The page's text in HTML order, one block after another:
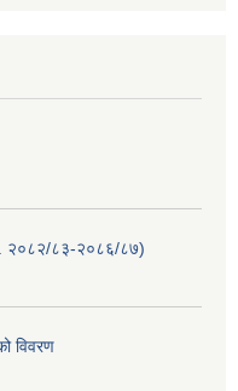
२०८२/८३-२०८६/८७)
विवरण